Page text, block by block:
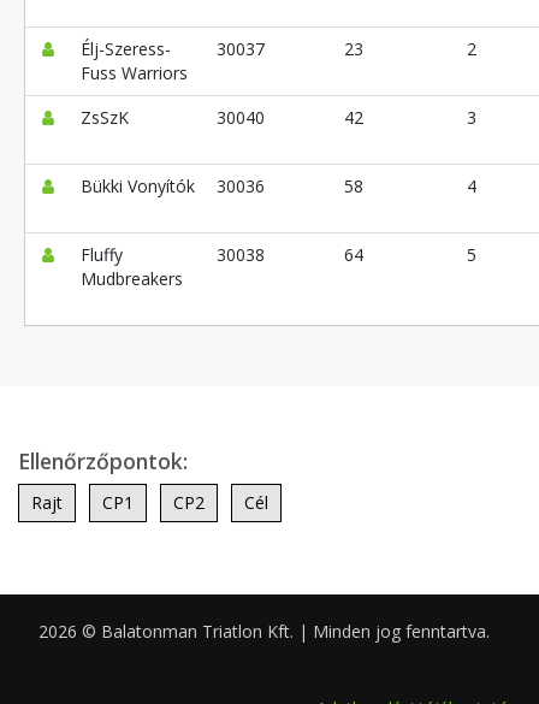
Élj-Szeress-
Fuss Warriors
30037 23 2
ZsSzK 30040 42 3
Bükki Vonyítók 30036 58 4
Fluffy
Mudbreakers
30038 64 5
Ellenőrzőpontok:
Rajt CP1 CP2 Cél
2026 © Balatonman Triatlon Kft. | Minden jog fenntartva.